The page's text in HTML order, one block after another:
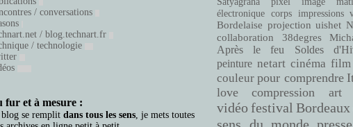
/ conversations
/ blog.technart.fr
/ technologie
fur et à mesure :
se remplit dans tous les sens, je mets toutes
électronique corps impressions
Bordelaise projection uishet
collaboration
38degres
Après le feu
Soldes
peinture netart cinéma film
couleur pour comprendre
love
compression art
vidéo festival Bordeaux